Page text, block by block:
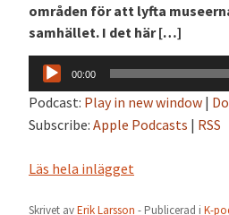
områden för att lyfta
samhället. I det här […]
Ljudspelare
00:00
Podcast: Play in new window |
Subscribe: Apple Podcasts | RSS
Läs hela inlägget
Skrivet avErik Larsson - Publicerad i K-